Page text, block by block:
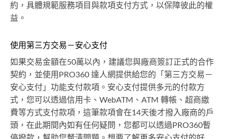
約，具體規範服務項目與款項支付方式，以保障彼此的權
益。
使用第三方交易－安心支付
如果交易金額在50萬以內，建議您與廠商簽訂正式的合作
契約，並使用PRO360 達人網提供給您的「第三方交易－
安心支付」功能支付款項。安心支付提供多元的付款方
式，您可以透過信用卡、WebATM、ATM 轉帳、超商繳
費等方式支付款項，這筆款項會在14天後才撥入廠商的戶
頭，在此期間內如有任何疑問，您都可以透過PRO360暫